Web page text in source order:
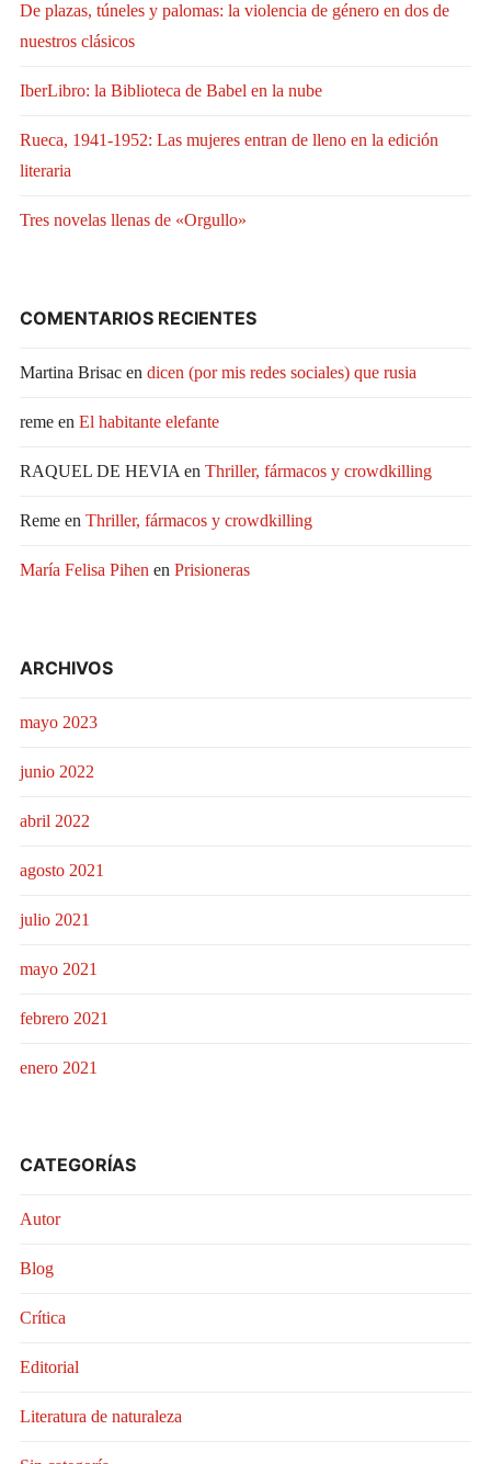
De plazas, túneles y palomas: la violencia de género en dos de
nuestros clásicos
IberLibro: la Biblioteca de Babel en la nube
Rueca, 1941-1952: Las mujeres entran de lleno en la edición
literaria
Tres novelas llenas de «Orgullo»
COMENTARIOS RECIENTES
Martina Brisacen dicen (por mis redes sociales) que rusia
remeen El habitante elefante
RAQUEL DE HEVIA en Thriller, fármacos y crowdkilling
Remeen Thriller, fármacos y crowdkilling
María Felisa Pihen en Prisioneras
ARCHIVOS
mayo 2023
junio 2022
abril 2022
agosto 2021
julio 2021
mayo 2021
febrero 2021
enero 2021
CATEGORÍAS
Autor
Blog
Crítica
Editorial
Literatura de naturaleza